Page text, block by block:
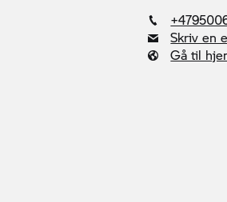
Skriv en
Gå til